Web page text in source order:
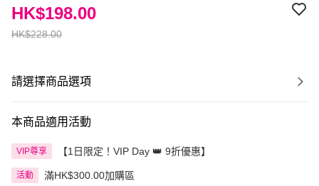
HK$228.00
HK$198.00
請選擇商品選項
本商品適用活動
VIP尊享 【1日限定！VIP Day 👑 9折優惠】
活動 滿HK$300.00加購區